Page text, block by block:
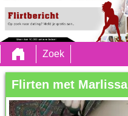
Zoek
Flirten met Marlissa